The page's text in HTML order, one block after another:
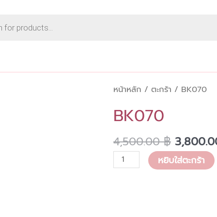
หน้าหลัก / ตะกร้า / BK070
BK070
4,500.00฿ Original
price
was:
จำนวน
BK070
หยิบใส่ตะกร้า